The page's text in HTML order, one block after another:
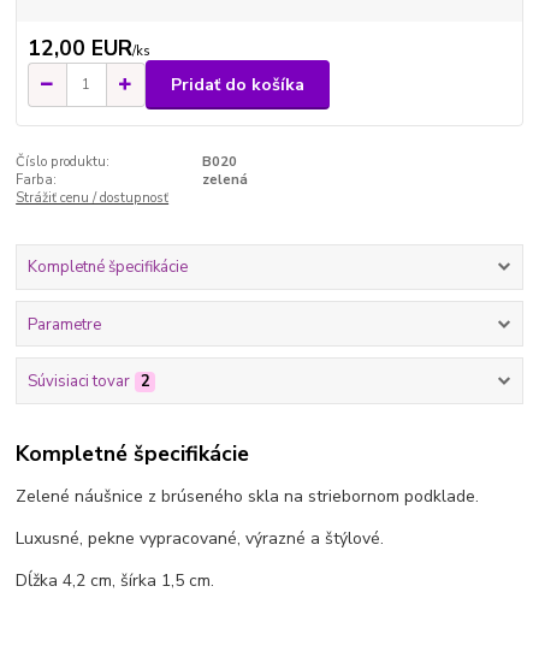
12,00 EUR/ks
Pridať do košíka
Číslo produktu:
B020
Farba:
zelená
Strážiť cenu / dostupnosť
Kompletné špecifikácie
Parametre
Súvisiaci tovar 2
Kompletné špecifikácie
Zelené náušnice z brúseného skla na striebornom podklade.
Luxusné, pekne vypracované, výrazné a štýlové.
Dĺžka 4,2 cm, šírka 1,5 cm.